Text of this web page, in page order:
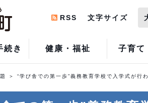
続き 健康・福祉 子育て
RSS 文字サイズ
“学び舎での第一歩”義務教育学校で入学式が行